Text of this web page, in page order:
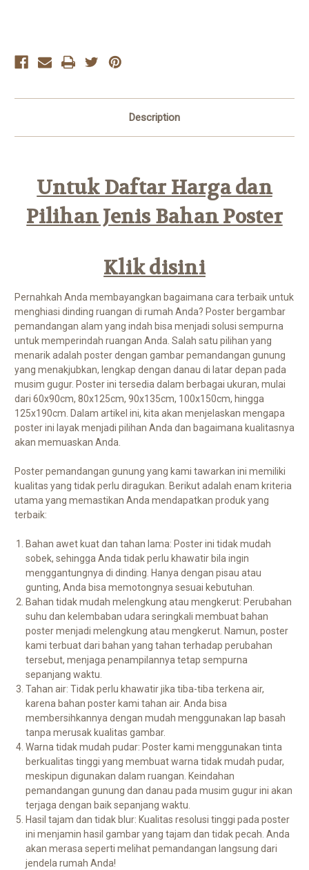
Description
Untuk Daftar Harga dan
Pilihan Jenis Bahan Poster
Klik disini
Pernahkah Anda membayangkan bagaimana cara terbaik untuk
menghiasi dinding ruangan di rumah Anda? Poster bergambar
pemandangan alam yang indah bisa menjadi solusi sempurna
untuk memperindah ruangan Anda. Salah satu pilihan yang
menarik adalah poster dengan gambar pemandangan gunung
yang menakjubkan, lengkap dengan danau di latar depan pada
musim gugur. Poster ini tersedia dalam berbagai ukuran, mulai
dari 60x90cm, 80x125cm, 90x135cm, 100x150cm, hingga
125x190cm. Dalam artikel ini, kita akan menjelaskan mengapa
poster ini layak menjadi pilihan Anda dan bagaimana kualitasnya
akan memuaskan Anda.
Poster pemandangan gunung yang kami tawarkan ini memiliki
kualitas yang tidak perlu diragukan. Berikut adalah enam kriteria
utama yang memastikan Anda mendapatkan produk yang
terbaik:
Bahan awet kuat dan tahan lama: Poster ini tidak mudah
sobek, sehingga Anda tidak perlu khawatir bila ingin
menggantungnya di dinding. Hanya dengan pisau atau
gunting, Anda bisa memotongnya sesuai kebutuhan.
Bahan tidak mudah melengkung atau mengkerut: Perubahan
suhu dan kelembaban udara seringkali membuat bahan
poster menjadi melengkung atau mengkerut. Namun, poster
kami terbuat dari bahan yang tahan terhadap perubahan
tersebut, menjaga penampilannya tetap sempurna
sepanjang waktu.
Tahan air: Tidak perlu khawatir jika tiba-tiba terkena air,
karena bahan poster kami tahan air. Anda bisa
membersihkannya dengan mudah menggunakan lap basah
tanpa merusak kualitas gambar.
Warna tidak mudah pudar: Poster kami menggunakan tinta
berkualitas tinggi yang membuat warna tidak mudah pudar,
meskipun digunakan dalam ruangan. Keindahan
pemandangan gunung dan danau pada musim gugur ini akan
terjaga dengan baik sepanjang waktu.
Hasil tajam dan tidak blur: Kualitas resolusi tinggi pada poster
ini menjamin hasil gambar yang tajam dan tidak pecah. Anda
akan merasa seperti melihat pemandangan langsung dari
jendela rumah Anda!